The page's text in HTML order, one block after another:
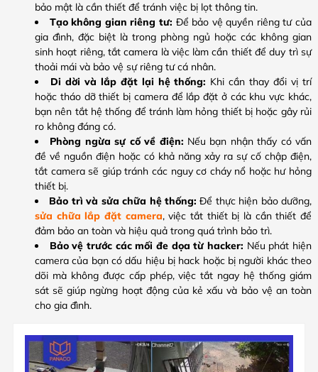
bảo mật là cần thiết để tránh việc bị lọt thông tin.
Tạo không gian riêng tư: Để bảo vệ quyền riêng tư của
gia đình, đặc biệt là trong phòng ngủ hoặc các không gian
sinh hoạt riêng, tắt camera là việc làm cần thiết để duy trì sự
thoải mái và bảo vệ sự riêng tư cá nhân.
Di dời và lắp đặt lại hệ thống: Khi cần thay đổi vị trí
hoặc tháo dỡ thiết bị camera để lắp đặt ở các khu vực khác,
bạn nên tắt hệ thống để tránh làm hỏng thiết bị hoặc gây rủi
ro không đáng có.
Phòng ngừa sự cố về điện: Nếu bạn nhận thấy có vấn
đề về nguồn điện hoặc có khả năng xảy ra sự cố chập điện,
tắt camera sẽ giúp tránh các nguy cơ cháy nổ hoặc hư hỏng
thiết bị.
Bảo trì và sửa chữa hệ thống: Để thực hiện bảo dưỡng,
sửa chữa lắp đặt camera, việc tắt thiết bị là cần thiết để
đảm bảo an toàn và hiệu quả trong quá trình bảo trì.
Bảo vệ trước các mối đe dọa từ hacker: Nếu phát hiện
camera của bạn có dấu hiệu bị hack hoặc bị người khác theo
dõi mà không được cấp phép, việc tắt ngay hệ thống giám
sát sẽ giúp ngừng hoạt động của kẻ xấu và bảo vệ an toàn
cho gia đình.